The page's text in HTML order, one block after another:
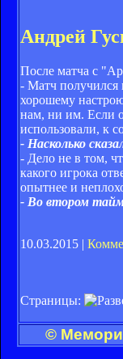
Андрей
После матча с
- Матч получился
хорошему
нам, ни им. Если
использовали, к
- Насколько
- Дело не в том,
какого игрока
опытнее и
- Во втором
10.03.2015 |
Страницы:
©